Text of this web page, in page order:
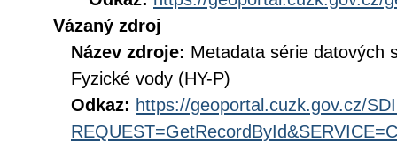
Vázaný zdroj
Název zdroje: Metadata série datových
Fyzické vody (HY-P)
Odkaz: https://geoportal.cuzk.gov.cz/